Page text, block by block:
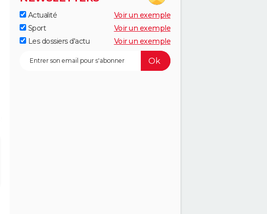
Actualité
Voir un exemple
Sport
Voir un exemple
Les dossiers d'actu
Voir un exemple